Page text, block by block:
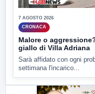
7 AGOSTO 2026
CRONACA
Malore o
giallo di Villa Adriana
Sarà affidato con ogni
settimana l'incarico...